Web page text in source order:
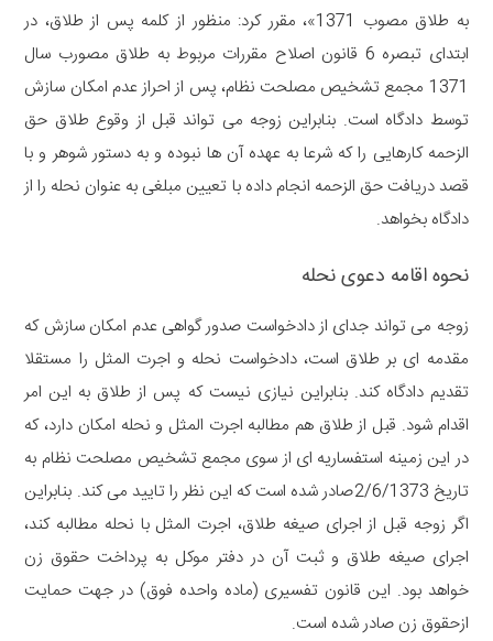
به طلاق مصوب 1371»، مقرر کرد: منظور از کلمه پس از طلاق، در
ابتدای تبصره 6 قانون اصلاح مقررات مربوط به طلاق مصورب سال
1371 مجمع تشخیص مصلحت نظام، پس از احراز عدم امکان سازش
توسط دادگاه است. بنابراین زوجه می تواند قبل از وقوع طلاق حق
الزحمه کارهایی را که شرعا به عهده آن ها نبوده و به دستور شوهر و با
قصد دریافت حق الزحمه انجام داده با تعیین مبلغی به عنوان نحله را از
دادگاه بخواهد.
نحوه اقامه دعوی نحله
زوجه می تواند جدای از دادخواست صدور گواهی عدم امکان سازش که
مقدمه ای بر طلاق است، دادخواست نحله و اجرت المثل را مستقلا
تقدیم دادگاه کند. بنابراین نیازی نیست که پس از طلاق به این امر
اقدام شود. قبل از طلاق هم مطالبه اجرت المثل و نحله امکان دارد، که
در این زمینه استفساریه ای از سوی مجمع تشخیص مصلحت نظام به
تاریخ 2/6/1373صادر شده است که این نظر را تایید می کند. بنابراین
اگر زوجه قبل از اجرای صیغه طلاق، اجرت المثل با نحله مطالبه کند،
اجرای صیغه طلاق و ثبت آن در دفتر موکل به پرداخت حقوق زن
خواهد بود. این قانون تفسیری (ماده واحده فوق) در جهت حمایت
ازحقوق زن صادر شده است.